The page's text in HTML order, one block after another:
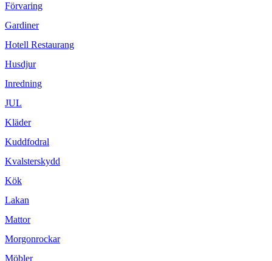
Förvaring
Gardiner
Hotell Restaurang
Husdjur
Inredning
JUL
Kläder
Kuddfodral
Kvalsterskydd
Kök
Lakan
Mattor
Morgonrockar
Möbler